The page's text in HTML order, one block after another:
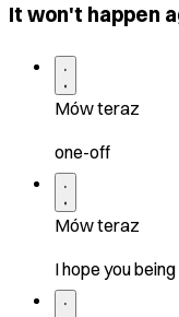
It won't happen
Mów teraz
one-off
Mów teraz
I hope you